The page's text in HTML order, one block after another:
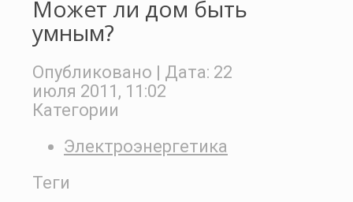
Может ли дом быть
умным?
Опубликовано | Дата: 22
июля 2011, 11:02
Категории
Электроэнергетика
Теги